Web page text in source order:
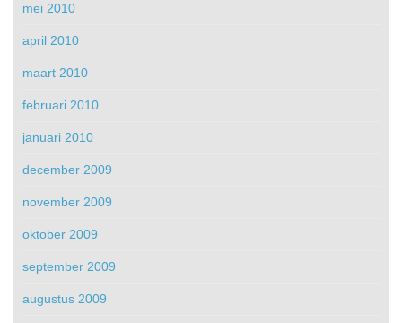
mei 2010
april 2010
maart 2010
februari 2010
januari 2010
december 2009
november 2009
oktober 2009
september 2009
augustus 2009